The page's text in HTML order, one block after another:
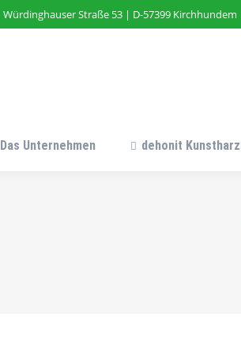
Würdinghauser Straße 53 | D-57399 Kirchhundem
Das Unternehmen dehonit